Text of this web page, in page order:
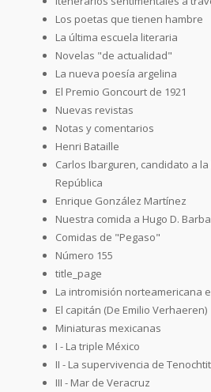
Los poetas que tienen hambre
La última escuela literaria
Novelas "de actualidad"
La nueva poesía argelina
El Premio Goncourt de 1921
Nuevas revistas
Notas y comentarios
Henri Bataille
Carlos Ibarguren, candidato a
República
Enrique González Martínez
Nuestra comida a Hugo D.
Comidas de "Pegaso"
Número 155
title_page
La intromisión norteamericana
El capitán (De Emilio Verhaeren)
Miniaturas mexicanas
I - La triple México
II - La supervivencia de
III - Mar de Veracruz